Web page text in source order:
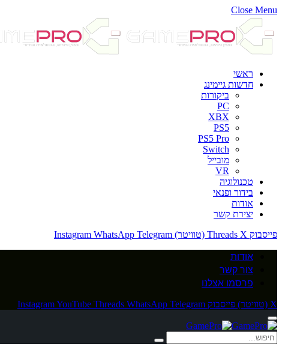
Close Menu
ראשי
חדשות גיימינג
ביקורות
PC
XBX
PS5
PS5 Pro
Switch
מובייל
VR
טכנולוגיה
בידור ופנאי
אודות
יצירת קשר
פייסבוק
Threads X (טוויטר) Instagram WhatsApp Telegram
אודות
צור קשר
פרסמו אצלנו
X (טוויטר) פייסבוק InstagramYouTube Threads WhatsApp Telegram